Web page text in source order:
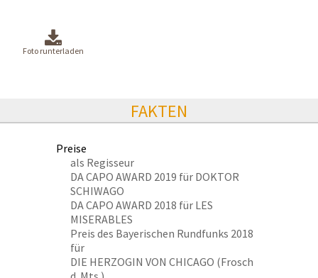
Foto runterladen
FAKTEN
Preise
als Regisseur
DA CAPO AWARD 2019 für DOKTOR
SCHIWAGO
DA CAPO AWARD 2018 für LES
MISERABLES
Preis des Bayerischen Rundfunks 2018
für
DIE HERZOGIN VON CHICAGO (Frosch